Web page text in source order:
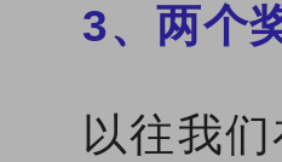
3、两个
以往我